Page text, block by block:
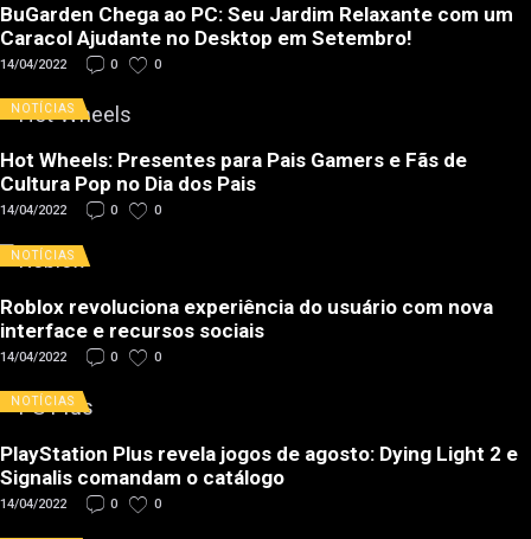
BuGarden Chega ao PC: Seu Jardim Relaxante com um
Caracol Ajudante no Desktop em Setembro!
14/04/2022 0 0
NOTÍCIAS
Hot Wheels: Presentes para Pais Gamers e Fãs de
Cultura Pop no Dia dos Pais
14/04/2022 0 0
NOTÍCIAS
Roblox revoluciona experiência do usuário com nova
interface e recursos sociais
14/04/2022 0 0
NOTÍCIAS
PlayStation Plus revela jogos de agosto: Dying Light 2 e
Signalis comandam o catálogo
14/04/2022 0 0